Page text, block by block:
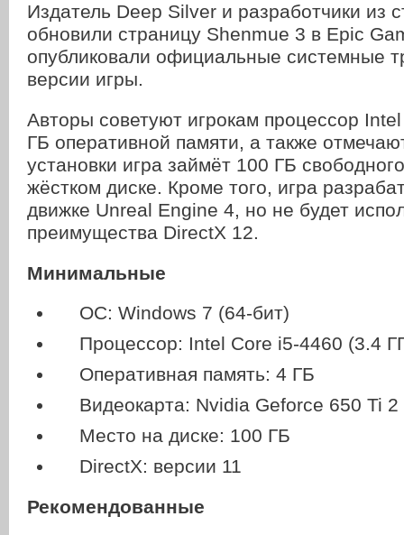
Издатель Deep Silver и разработчики из
обновили страницу Shenmue 3 в Epic
опубликовали официальные системные
версии игры.
Авторы советуют игрокам процессор
ГБ оперативной памяти, а также
установки игра займёт 100 ГБ
жёстком диске. Кроме того, игра
движке Unreal Engine 4, но не будет
преимущества DirectX 12.
Минимальные
ОС: Windows 7 (64-бит)
Процессор: Intel Core i5-4460 (3.4
Оперативная память: 4 ГБ
Видеокарта: Nvidia Geforce 650 Ti 2
Место на диске: 100 ГБ
DirectX: версии 11
Рекомендованные